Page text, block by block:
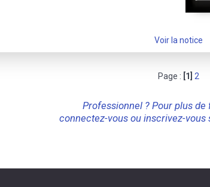
Voir la notice
Page : [1] 2
Professionnel ? Pour plus
connectez-vous ou inscrivez-vous